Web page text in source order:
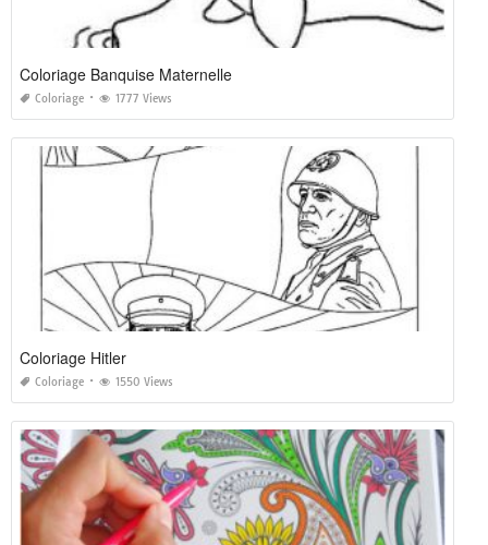
Coloriage Banquise Maternelle
Coloriage 1777 Views
Coloriage Hitler
Coloriage 1550 Views